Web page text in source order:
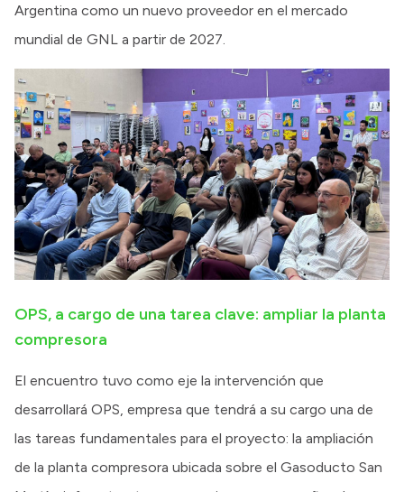
Argentina como un nuevo proveedor en el mercado
mundial de GNL a partir de 2027.
OPS, a cargo de una tarea clave: ampliar la planta
compresora
El encuentro tuvo como eje la intervención que
desarrollará OPS, empresa que tendrá a su cargo una de
las tareas fundamentales para el proyecto: la ampliación
de la planta compresora ubicada sobre el Gasoducto San